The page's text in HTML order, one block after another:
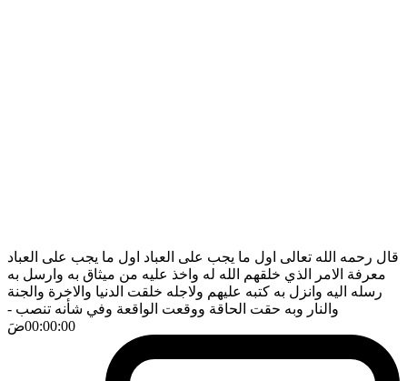
قال رحمه الله تعالى اول ما يجب على العباد اول ما يجب على العباد
معرفة الامر الذي خلقهم الله له واخذ عليه من ميثاق به وارسل به
رسله اليه وانزل به كتبه عليهم ولاجله خلقت الدنيا والاخرة والجنة
والنار وبه حقت الحاقة ووقعت الواقعة وفي شأنه تنصب -
00:00:00ضَ